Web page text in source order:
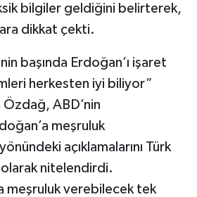
bilgiler geldiğini belirterek,
dikkat çekti.
başında Erdoğan’ı işaret
herkesten iyi biliyor”
ABD’nin
meşruluk
açıklamalarını Türk
nitelendirdi.
meşruluk verebilecek tek